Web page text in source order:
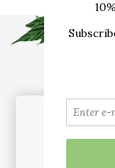
Kontakti